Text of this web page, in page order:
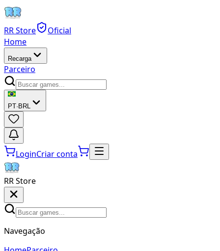
RR Store
Oficial
Home
Recarga
Parceiro
PT·BRL
LoginCriar conta
RR Store
Navegação